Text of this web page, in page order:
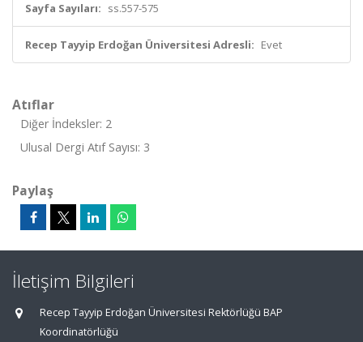
Sayfa Sayıları: ss.557-575
Recep Tayyip Erdoğan Üniversitesi Adresli: Evet
Atıflar
Diğer İndeksler: 2
Ulusal Dergi Atıf Sayısı: 3
Paylaş
İletişim Bilgileri
Recep Tayyip Erdoğan Üniversitesi Rektörlüğü BAP
Koordinatörlüğü